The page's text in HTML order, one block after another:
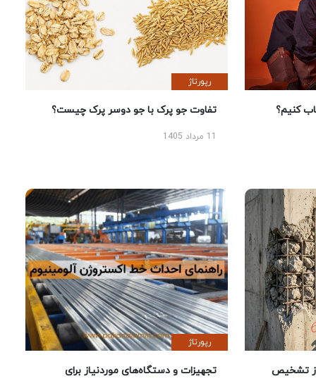
کنیم؟
رپورتاژ
تفاوت جو پرک با جو دوسر پرک چیست؟
تشخیص
رپورتاژ
تجهیزات و دستگاه‌های موردنیاز برای